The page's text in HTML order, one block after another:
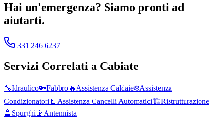
Hai un'emergenza? Siamo pronti ad
aiutarti.
331 246 6237
Servizi Correlati a Cabiate
🔧Idraulico🔑Fabbro🔥 Assistenza Caldaie❄️Assistenza
Condizionatori 🚪 Assistenza Cancelli Automatici🏗️Ristrutturazione
🚿 Spurghi 📡 Antennista